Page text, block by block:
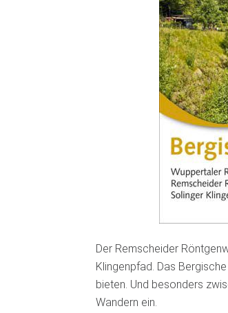
Der Remscheider
Klingenpfad. Das
bieten. Und besonders
Wandern ein.